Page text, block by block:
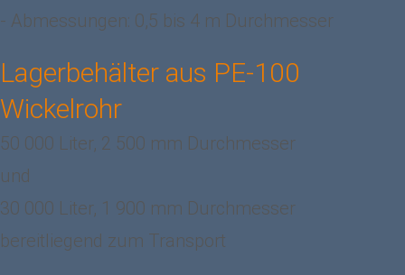
- Abmessungen: 0,5 bis 4 m Durchmesser
Lagerbehälter aus PE-100
Wickelrohr
50 000 Liter, 2 500 mm Durchmesser
und
30 000 Liter, 1 900 mm Durchmesser
bereitliegend zum Transport